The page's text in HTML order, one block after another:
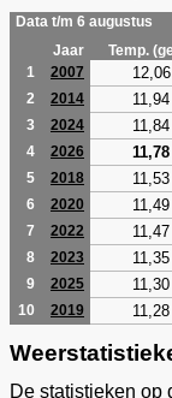
Data t/m 6 augustus
Jaar
Temp.
1
2007 12,06
2 2014 11,94
3 2024 11,84
4 2026 11,78
5 2018 11,53
6 2020 11,49
7 2022 11,47
8 2023 11,35
9 2025 11,30
10 2019 11,28
De statistieken op